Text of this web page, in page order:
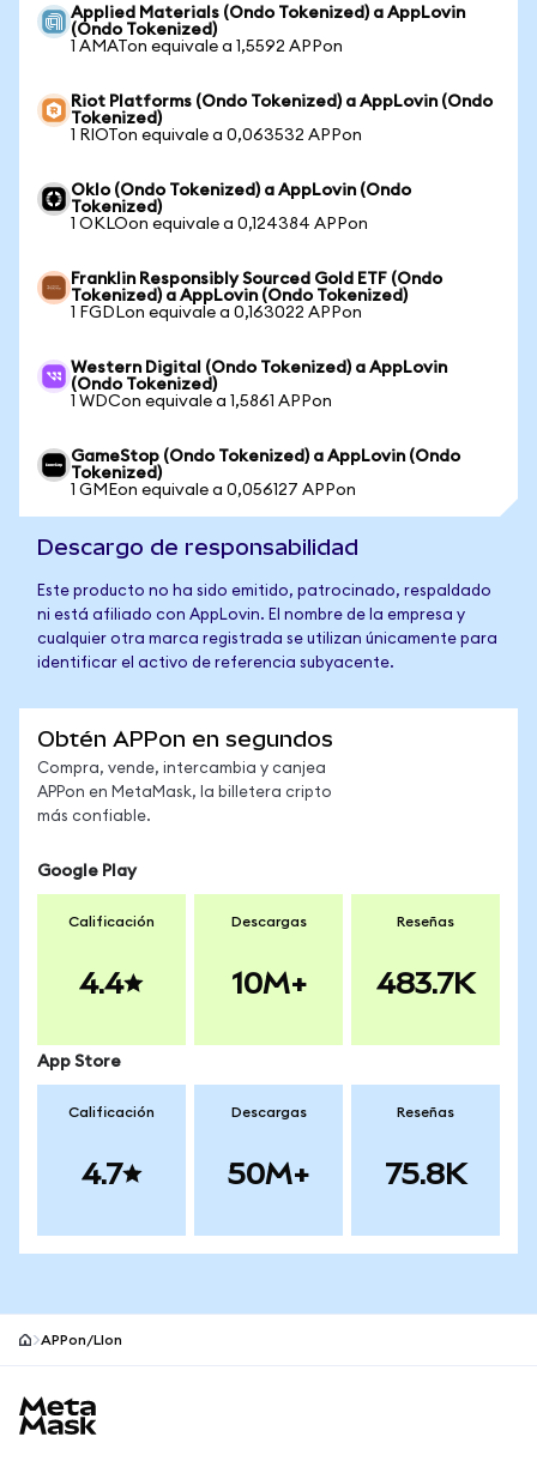
Applied Materials (Ondo Tokenized) a AppLovin
(Ondo Tokenized)
1 AMATon equivale a 1,5592 APPon
Riot Platforms (Ondo Tokenized) a AppLovin (Ondo
Tokenized)
1 RIOTon equivale a 0,063532 APPon
Oklo (Ondo Tokenized) a AppLovin (Ondo
Tokenized)
1 OKLOon equivale a 0,124384 APPon
Franklin Responsibly Sourced Gold ETF (Ondo
Tokenized) a AppLovin (Ondo Tokenized)
1 FGDLon equivale a 0,163022 APPon
Western Digital (Ondo Tokenized) a AppLovin
(Ondo Tokenized)
1 WDCon equivale a 1,5861 APPon
GameStop (Ondo Tokenized) a AppLovin (Ondo
Tokenized)
1 GMEon equivale a 0,056127 APPon
Descargo de responsabilidad
Este producto no ha sido emitido, patrocinado, respaldado
ni está afiliado con AppLovin. El nombre de la empresa y
cualquier otra marca registrada se utilizan únicamente para
identificar el activo de referencia subyacente.
Obtén APPon en segundos
Compra, vende, intercambia y canjea
APPon en MetaMask, la billetera cripto
más confiable.
Google Play
Calificación
4.4
Descargas
10M+
Reseñas
483.7K
App Store
Calificación
4.7
Descargas
50M+
Reseñas
75.8K
APPon/LIon